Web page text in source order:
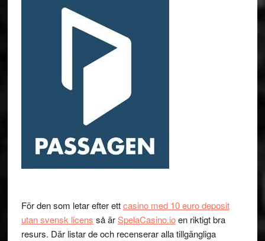
För den som letar efter ettcasino med 10 euro deposit
utan svensk licens så ärSpelaCasino.ioen riktigt bra
resurs. Där listar de och recenserar alla tillgängliga